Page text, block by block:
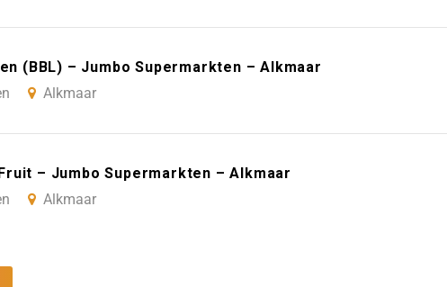
(BBL) – Jumbo Supermarkten – Alkmaar
Alkmaar
– Jumbo Supermarkten – Alkmaar
Alkmaar